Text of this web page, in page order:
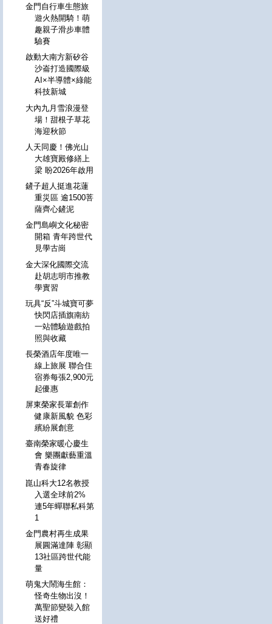
金門自行車生態旅
遊火熱開騎！萌
趣親子滑步車體
驗賽
啟動大南方新矽谷
沙崙打造國際級
AI×半導體×綠能
科技新城
大內九月雪浪漫登
場！甜根子草花
海迎秋節
人天同慶！佛光山
大雄寶殿修繕上
梁 盼2026年啟用
鏟子超人挺進花蓮
重災區 逾1500菩
薩齊心鏟泥
金門島嶼文化秘密
開箱 青年跨世代
見學古崗
金大深化國際交流
赴胡志明市推教
學實習
玩具“反”斗城寶可夢
快閃店插旗南紡
一站體驗遊戲拍
照與收藏
長榮酒店年度唯一
線上旅展 聯合住
宿券每張2,900元
起優惠
屏東榮家長輩創作
健康新風貌 色彩
繽紛展創意
臺南榮家暖心慶生
會 樂團獻藝重溫
青春旋律
崑山科大12名教授
入選全球前2%
連5年蟬聯私科第
1
金門農村再生成果
展圓滿達陣 彰顯
13社區跨世代能
量
萌鬼大鬧海生館：
怪奇生物出沒！
萬聖節變裝入館
送好禮